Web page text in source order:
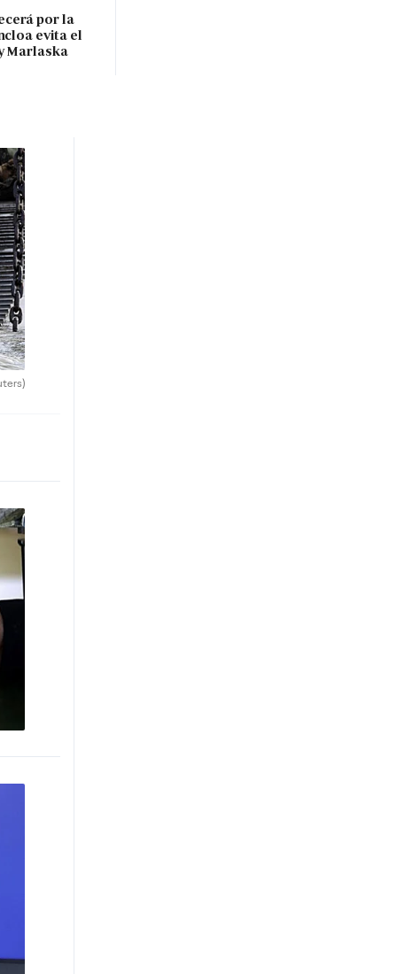
por la
evita el
Marlaska